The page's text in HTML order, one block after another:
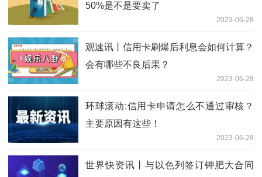
50%是不是要卖了
2023-06-28
观速讯丨信用卡刷爆后利息会如何计算？
会有哪些不良后果？
2023-06-28
环球滚动:信用卡申请怎么不通过审核？
主要原因有这些！
2023-06-28
世界快资讯丨与以色列签订钾肥大合同